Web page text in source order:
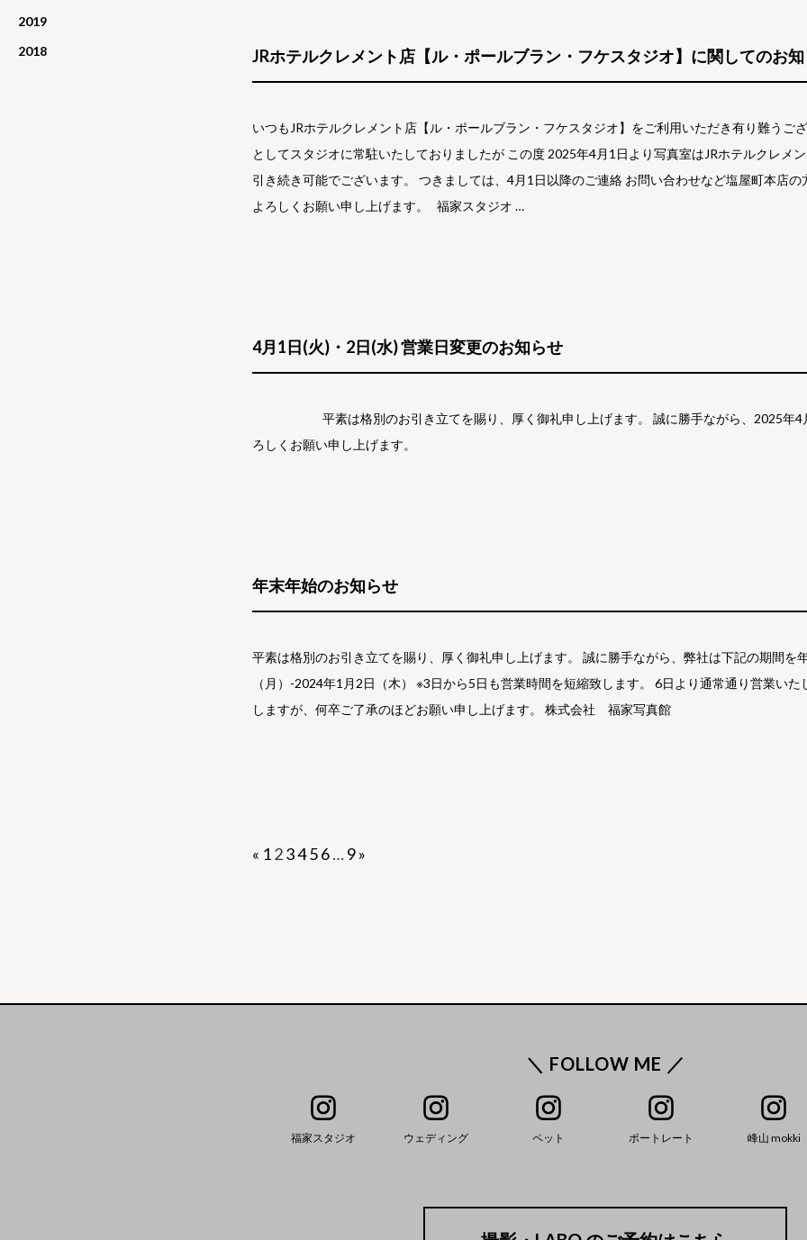
JRホテルクレメント店【ル・ポールブラン・フケスタジオ】に関してのお
いつもJRホテルクレメント店【ル・ポールブラン・フケスタジオ】をご利用いただき有り難うご
としてスタジオに常駐いたしておりましたが この度 2025年4月1日より写真室はJRホテルクレメ
引き続き可能でございます。 つきましては、4月1日以降のご連絡 お問い合わせなど塩屋町本店
よろしくお願い申し上げます。 福家スタジオ …
4月1日(火)・2日(水) 営業日変更のお知らせ
平素は格別のお引き立てを賜り、厚く御礼申し上げます。 誠に勝手ながら、2025年4月1
ろしくお願い申し上げます。
年末年始のお知らせ
平素は格別のお引き立てを賜り、厚く御礼申し上げます。 誠に勝手ながら、弊社は下記の期間を
（月）-2024年1月2日（木） ※3日から5日も営業時間を短縮致します。 6日より通常通り営業い
しますが、何卒ご了承のほどお願い申し上げます。 株式会社 福家写真館
« 123456…9»
2019
2018
＼ FOLLOW ME ／
福家スタジオ ウェディング ペット ポートレート 峰山 mokki